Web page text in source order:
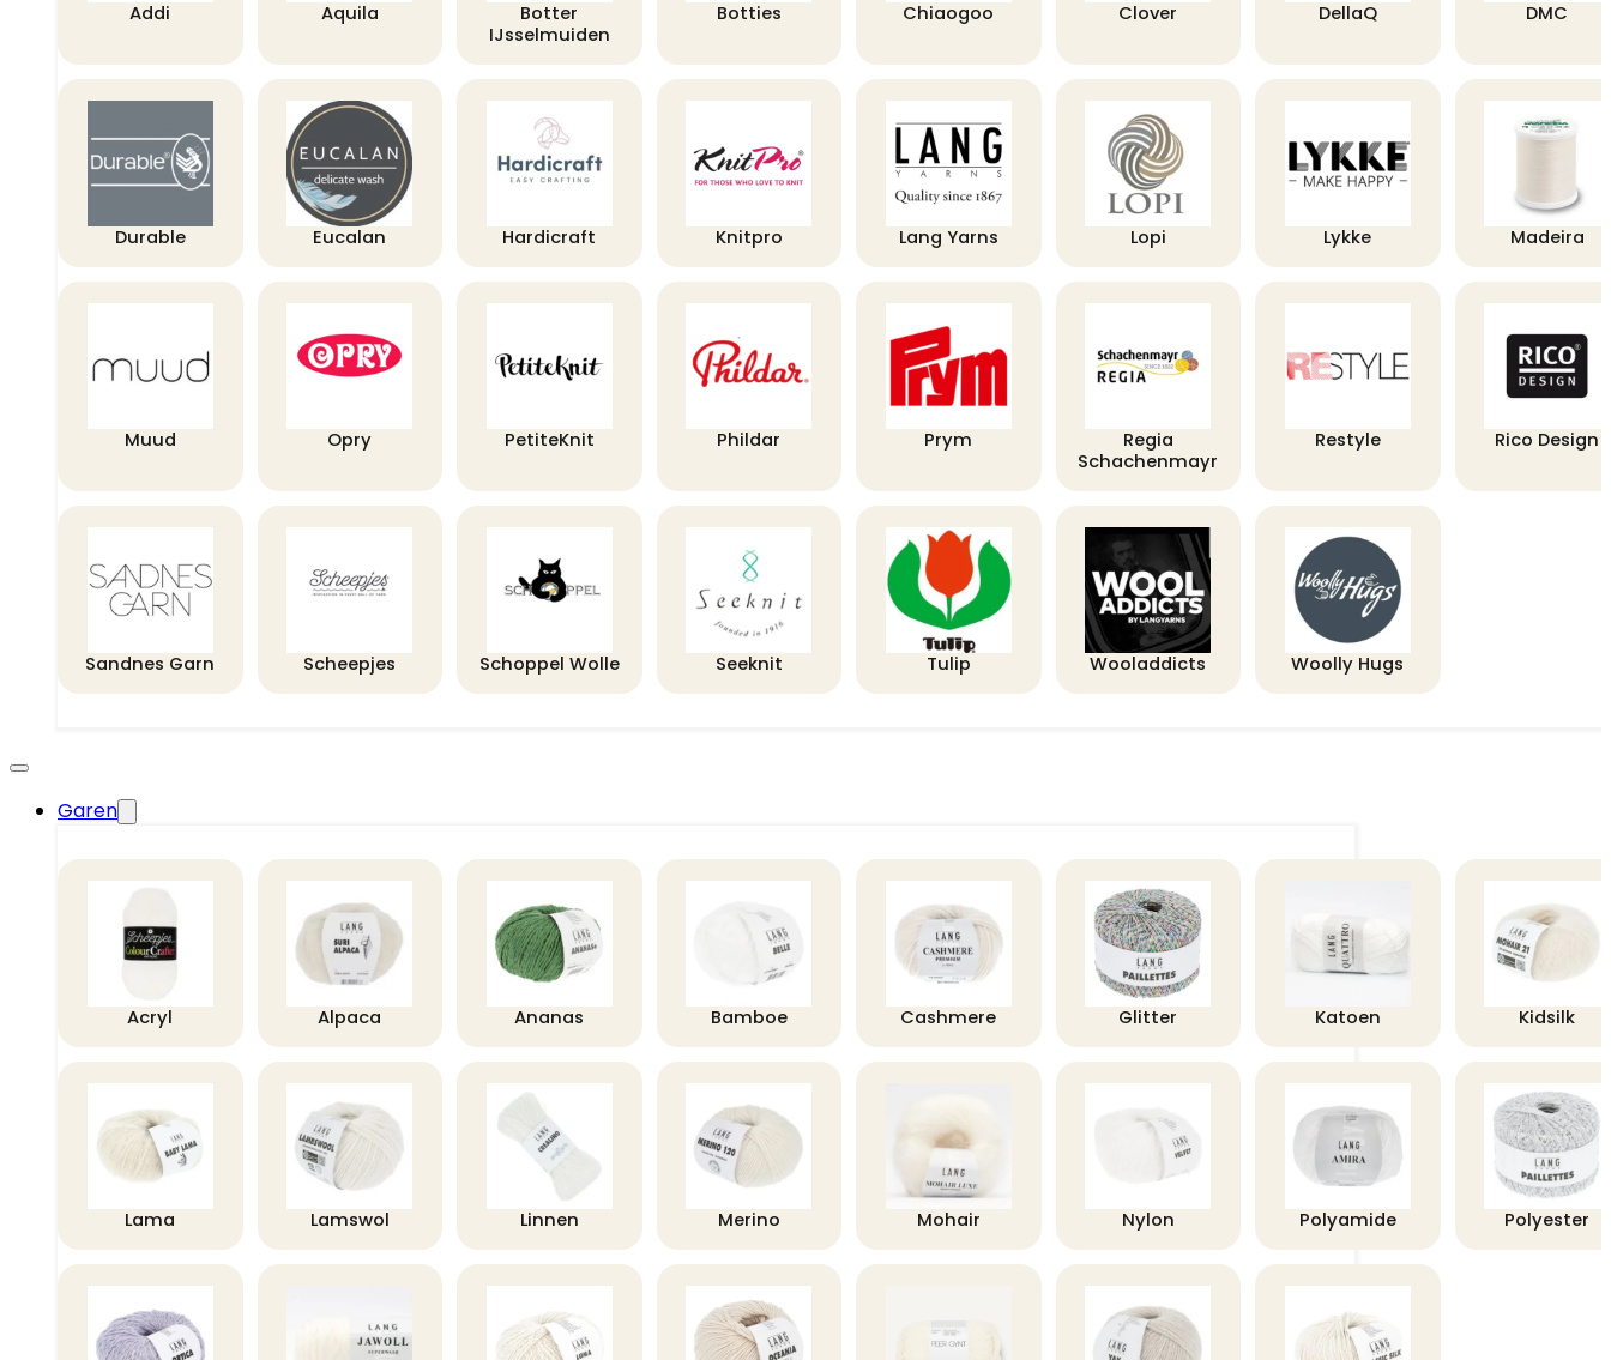
Addi Aquila
Botter
IJsselmuiden
Botties Chiaogoo Clover DellaQ DMC
Durable Eucalan Hardicraft Knitpro Lang Yarns Lopi Lykke Madeira
Muud Opry PetiteKnit Phildar Prym
Regia
Schachenmayr
Restyle Rico Design
Sandnes Garn Scheepjes Schoppel Wolle Seeknit Tulip Wooladdicts Woolly Hugs
Garen
Acryl Alpaca Ananas Bamboe Cashmere Glitter Katoen Kidsilk
Lama Lamswol Linnen Merino Mohair Nylon Polyamide Polyester